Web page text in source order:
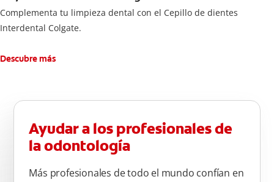
Complementa tu limpieza dental con el Cepillo de dientes
Interdental Colgate.
Descubre más
Ayudar a los profesionales de
la odontología
Más profesionales de todo el mundo confían en